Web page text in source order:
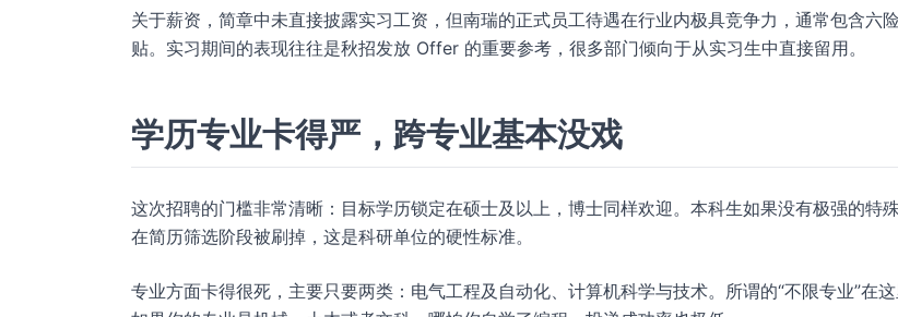
关于薪资，简章中未直接披露实习工资，但南瑞的正式员工待遇在行业内极具竞争力，通常包含六
贴。实习期间的表现往往是秋招发放 Offer 的重要参考，很多部门倾向于从实习生中直接留用。
学历专业卡得严，跨专业基本没戏
这次招聘的门槛非常清晰：目标学历锁定在硕士及以上，博士同样欢迎。本科生如果没有极强的特
在简历筛选阶段被刷掉，这是科研单位的硬性标准。
专业方面卡得很死，主要只要两类：电气工程及自动化、计算机科学与技术。所谓的“不限专业”在这